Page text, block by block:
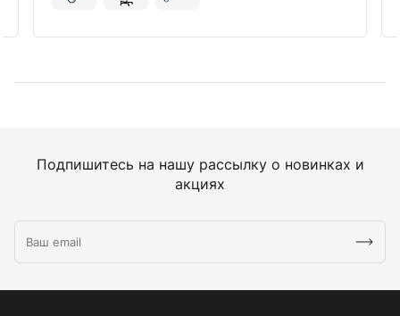
Подпишитесь на нашу рассылку о новинках и
акциях